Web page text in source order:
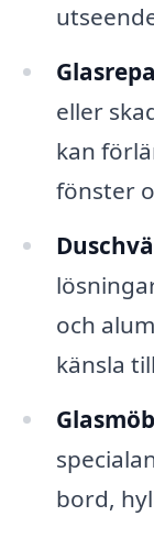
eller
kan
fönster
och
känsla
bord,